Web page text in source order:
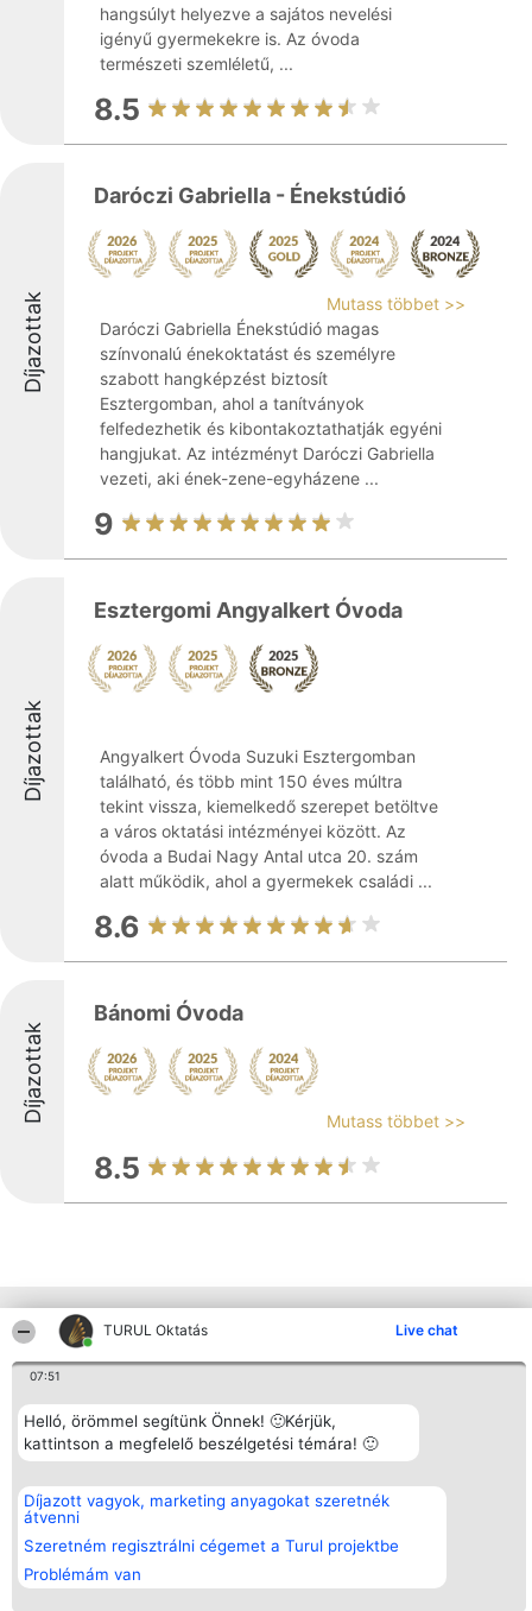
TURUL Oktatás Live chat
07:51
Helló, örömmel segítünk Önnek! 🙂Kérjük,
kattintson a megfelelő beszélgetési témára! 🙂
Díjazott vagyok, marketing anyagokat szeretnék
átvenni
Szeretném regisztrálni cégemet a Turul projektbe
Problémám van
hangsúlyt helyezve a sajátos nevelési
igényű gyermekekre is. Az óvoda
természeti szemléletű, ...
8.5
Díjazottak
Daróczi Gabriella - Énekstúdió
Mutass többet >>
Daróczi Gabriella Énekstúdió magas
színvonalú énekoktatást és személyre
szabott hangképzést biztosít
Esztergomban, ahol a tanítványok
felfedezhetik és kibontakoztathatják egyéni
hangjukat. Az intézményt Daróczi Gabriella
vezeti, aki ének-zene-egyházene ...
9
Díjazottak
Esztergomi Angyalkert Óvoda
Angyalkert Óvoda Suzuki Esztergomban
található, és több mint 150 éves múltra
tekint vissza, kiemelkedő szerepet betöltve
a város oktatási intézményei között. Az
óvoda a Budai Nagy Antal utca 20. szám
alatt működik, ahol a gyermekek családi ...
8.6
Díjazottak
Bánomi Óvoda
Mutass többet >>
8.5
Más cégek a környéken
Rangsorszervező
SC Beautiful Company S.R.L.
Bulevardul Aleea Timișul De
Sus Nr. 2, Bl. A30, Sc. A, Et.
Bukarest 53-238
Adószám 36737675
Népszavazás
Nyertesek
Az összes
díjazottak
Szabályok
Státusz
Prywatności
Elérhetőség